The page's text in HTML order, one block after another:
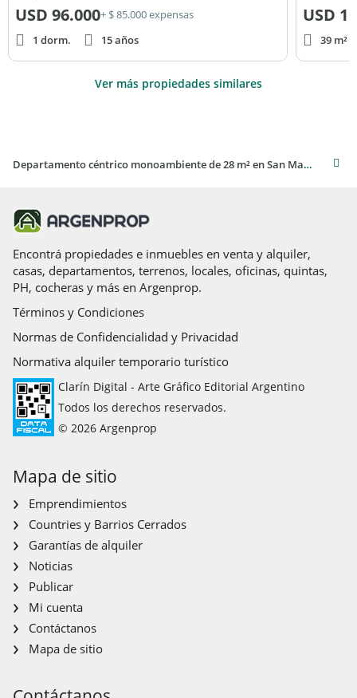
USD 96.000+ $ 85.000 expensas
1 dorm.
15 años
USD
39 m²
Ver más propiedades similares
Departamento céntrico monoambiente de 28 m² en San Martin de los Andes
Encontrá propiedades e inmuebles en venta y alquiler,
casas, departamentos, terrenos, locales, oficinas, quintas,
PH, cocheras y más en Argenprop.
Términos y Condiciones
Normas de Confidencialidad y Privacidad
Normativa alquiler temporario turístico
Clarín Digital - Arte Gráfico Editorial Argentino
Todos los derechos reservados.
© 2026 Argenprop
Mapa de sitio
Emprendimientos
Countries y Barrios Cerrados
Garantías de alquiler
Noticias
Publicar
Mi cuenta
Contáctanos
Mapa de sitio